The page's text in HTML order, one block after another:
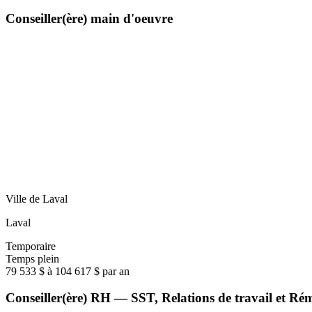
Conseiller(ère) main d'oeuvre
Ville de Laval
Laval
Temporaire
Temps plein
79 533 $ à 104 617 $ par an
Conseiller(ère) RH — SST, Relations de travail et